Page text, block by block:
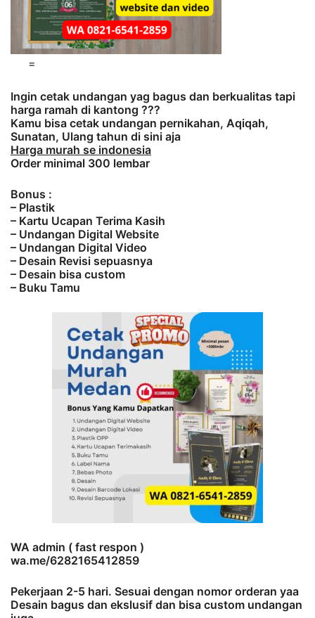
=
Ingin cetak undangan yag bagus dan berkualitas tapi
harga ramah di kantong ???
Kamu bisa cetak undangan pernikahan, Aqiqah,
Sunatan, Ulang tahun di sini aja
Harga murah se indonesia
Order minimal 300 lembar
Bonus :
– Plastik
– Kartu Ucapan Terima Kasih
– Undangan Digital Website
– Undangan Digital Video
– Desain Revisi sepuasnya
– Desain bisa custom
– Buku Tamu
WA admin ( fast respon )
wa.me/6282165412859
Pekerjaan 2-5 hari. Sesuai dengan nomor orderan yaa
Desain bagus dan ekslusif dan bisa custom undangan